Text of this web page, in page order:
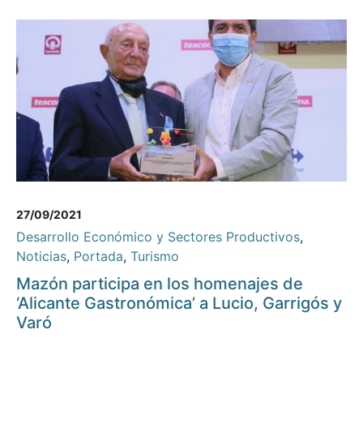
27/09/2021
Desarrollo Económico y Sectores Productivos,
Noticias, Portada, Turismo
Mazón participa en los homenajes de
‘Alicante Gastronómica’ a Lucio, Garrigós y
Varó